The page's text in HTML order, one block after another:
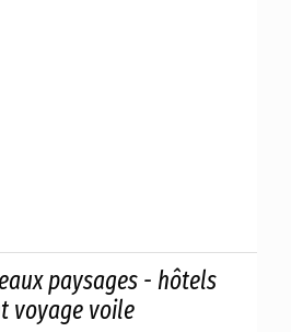
paysages - hôtels
voyage voile